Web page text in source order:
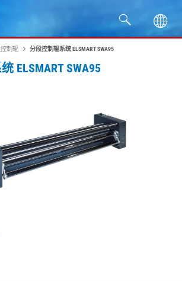
制辊 分段控制辊系统 ELSMART SWA95
ELSMART SWA95